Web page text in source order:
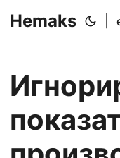
Hemaks